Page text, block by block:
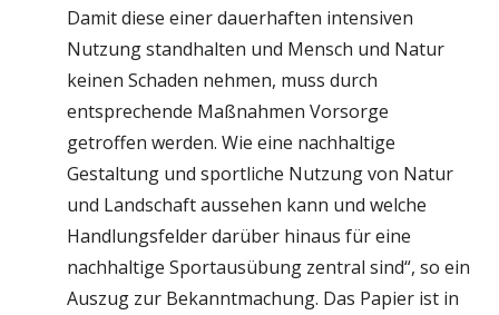
Damit diese einer dauerhaften intensiven
Nutzung standhalten und Mensch und Natur
keinen Schaden nehmen, muss durch
entsprechende Maßnahmen Vorsorge
getroffen werden. Wie eine nachhaltige
Gestaltung und sportliche Nutzung von Natur
und Landschaft aussehen kann und welche
Handlungsfelder darüber hinaus für eine
nachhaltige Sportausübung zentral sind“, so ein
Auszug zur Bekanntmachung. Das Papier ist in